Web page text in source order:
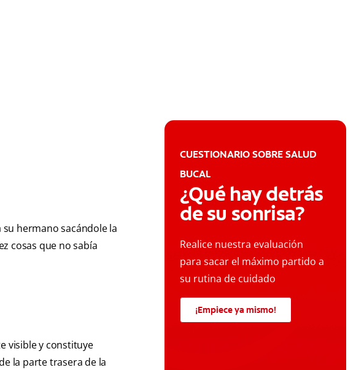
hermano sacándole la
cosas que no sabía
visible y constituye
la parte trasera de la
CUESTIONARIO SOBRE SALUD
BUCAL
¿Qué hay detrás
de su sonrisa?
Realice nuestra evaluación
para sacar el máximo partido a
su rutina de cuidado
¡Empiece ya mismo!